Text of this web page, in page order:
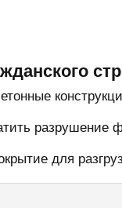
разрушение
для